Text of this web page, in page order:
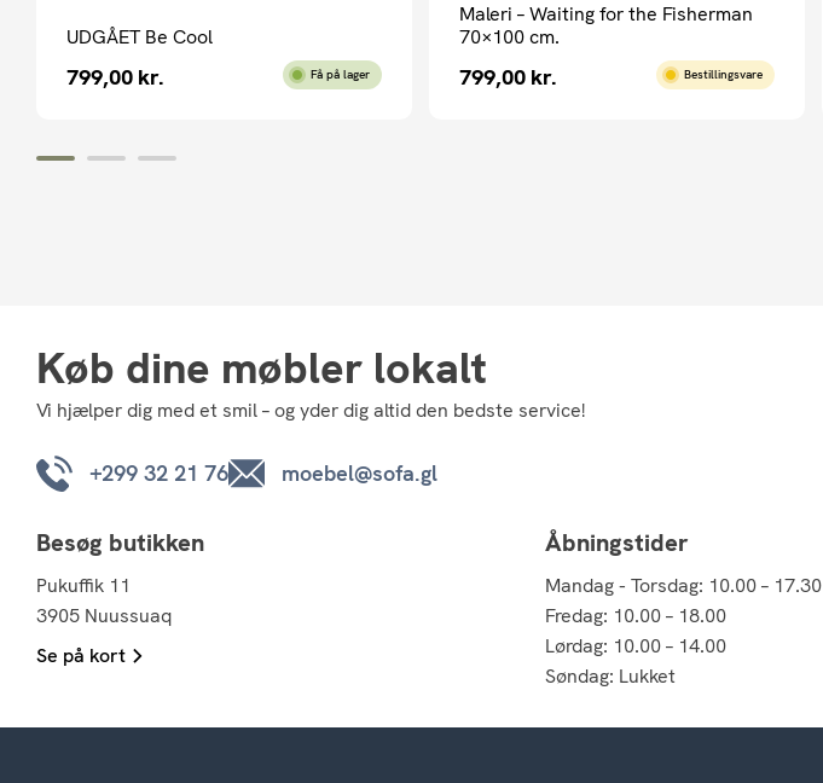
UDGÅET Be Cool
799,00 kr. Få på lager
Maleri – Waiting for the Fisherman
70×100 cm.
799,00 kr. Bestillingsvare
Køb dine møbler lokalt
Vi hjælper dig med et smil – og yder dig altid den bedste service!
+299 32 21 76 moebel@sofa.gl
Besøg butikken
Pukuffik 11
3905 Nuussuaq
Se på kort
Åbningstider
Mandag - Torsdag: 10.00 – 17.30
Fredag: 10.00 – 18.00
Lørdag: 10.00 – 14.00
Søndag: Lukket